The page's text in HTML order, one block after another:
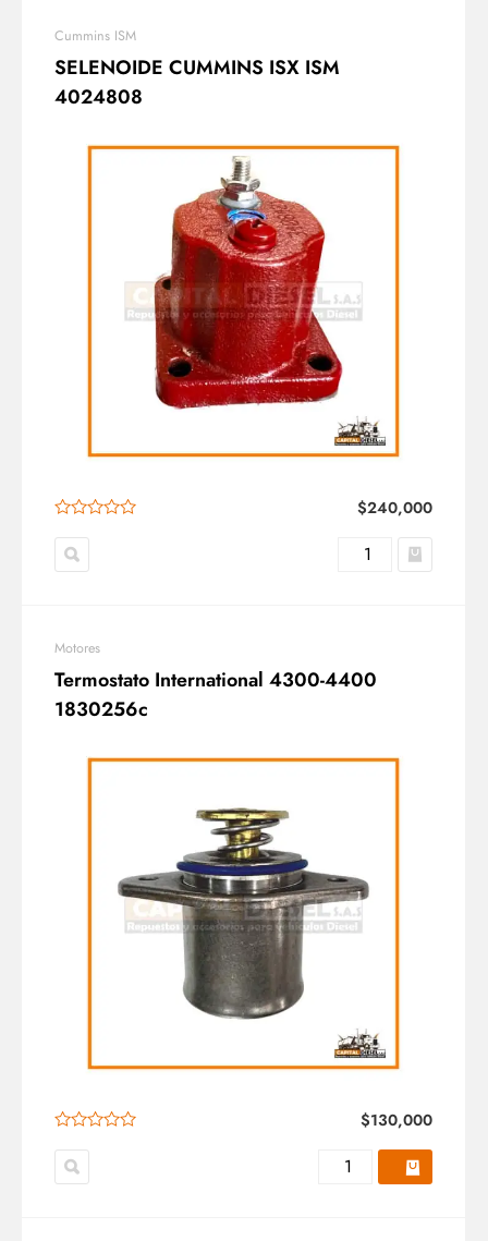
Cummins ISM
SELENOIDE CUMMINS ISX ISM
4024808
$240,000
Motores
Termostato International 4300-4400
1830256c
$130,000